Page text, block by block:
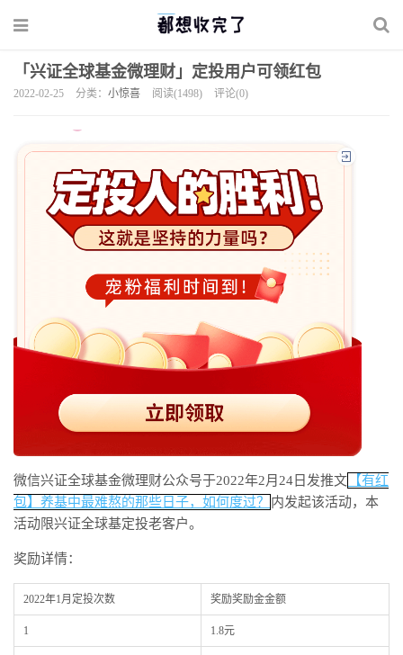
「兴证全球基金微理财」定投用户可领红包
2022-02-25 分类： 小惊喜 阅读(1498) 评论(0)
微信兴证全球基金微理财公众号于2022年2月24日发推文 【有红
包】养基中最难熬的那些日子，如何度过？
内发起该活动，本
活动限兴证全球基定投老客户。
奖励详情：
2022年1月定投次数 奖励奖励金金额
1 1.8元